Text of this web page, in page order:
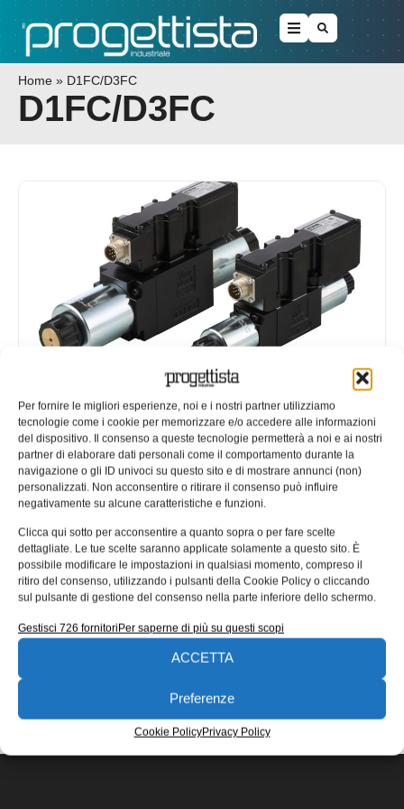
Per fornire le migliori esperienze, noi e i nostri partner utilizziamo
tecnologie come i cookie per memorizzare e/o accedere alle informazioni
del dispositivo. Il consenso a queste tecnologie permetterà a noi e ai nostri
partner di elaborare dati personali come il comportamento durante la
navigazione o gli ID univoci su questo sito e di mostrare annunci (non)
personalizzati. Non acconsentire o ritirare il consenso può influire
negativamente su alcune caratteristiche e funzioni.
Clicca qui sotto per acconsentire a quanto sopra o per fare scelte
dettagliate. Le tue scelte saranno applicate solamente a questo sito. È
possibile modificare le impostazioni in qualsiasi momento, compreso il
ritiro del consenso, utilizzando i pulsanti della Cookie Policy o cliccando
sul pulsante di gestione del consenso nella parte inferiore dello schermo.
Gestisci 726 fornitoriPer saperne di più su questi scopi
ACCETTA
Preferenze
Cookie PolicyPrivacy Policy
Home » D1FC/D3FC
D1FC/D3FC
Valvola Parker proporzionale diretta
D1FC/D3FC
Parker Hannifin, il protagonista globale nelle tecnologie di
movimentazione e controllo, ha completato il suo
portafoglio di valvole proporzionali dirette con
17/01/2017
EDICOLA WEB